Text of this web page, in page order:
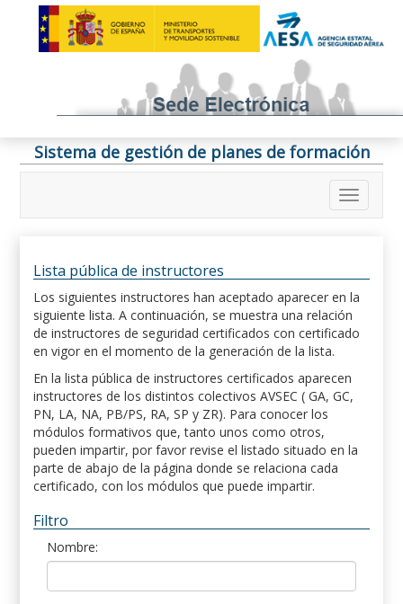
Sistema de gestión de planes de formación
Lista pública de instructores
Los siguientes instructores han aceptado aparecer en la
siguiente lista. A continuación, se muestra una relación
de instructores de seguridad certificados con certificado
en vigor en el momento de la generación de la lista.
En la lista pública de instructores certificados aparecen
instructores de los distintos colectivos AVSEC ( GA, GC,
PN, LA, NA, PB/PS, RA, SP y ZR). Para conocer los
módulos formativos que, tanto unos como otros,
pueden impartir, por favor revise el listado situado en la
parte de abajo de la página donde se relaciona cada
certificado, con los módulos que puede impartir.
Filtro
Nombre: